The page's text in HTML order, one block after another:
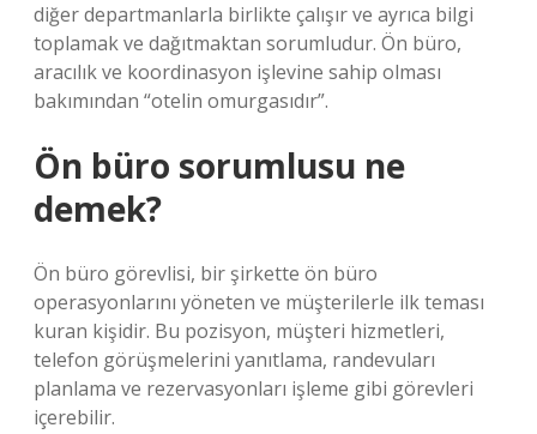
diğer departmanlarla birlikte çalışır ve ayrıca bilgi
toplamak ve dağıtmaktan sorumludur. Ön büro,
aracılık ve koordinasyon işlevine sahip olması
bakımından “otelin omurgasıdır”.
Ön büro sorumlusu ne
demek?
Ön büro görevlisi, bir şirkette ön büro
operasyonlarını yöneten ve müşterilerle ilk teması
kuran kişidir. Bu pozisyon, müşteri hizmetleri,
telefon görüşmelerini yanıtlama, randevuları
planlama ve rezervasyonları işleme gibi görevleri
içerebilir.